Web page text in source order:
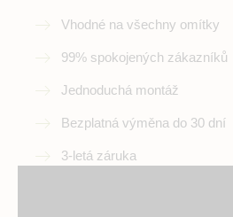
Vhodné na všechny omítky
99% spokojených zákazníků
Jednoduchá montáž
Bezplatná výměna do 30 dní
3-letá záruka